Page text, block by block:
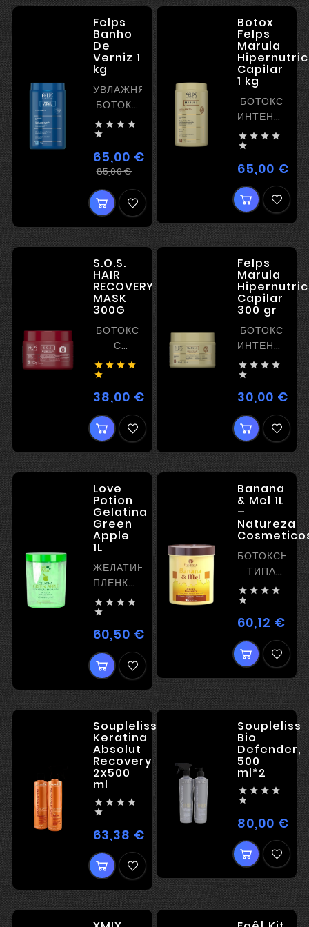
Felps
Banho
De
Verniz 1
kg
УВЛАЖНЯЮЩИЙ
БОТОКС
С
БЛЕСКОМ
БЕЗ
ВЫПРЯМЛЕНИЯ
   

65,00 €
85,00 €
Регулярная
цена
Цена
Botox
Felps
Marula
Capilar
1 kg
БОТОКС
ПИТАНИЕ
   

65,00 €
S.O.S.
HAIR
RECOVERY
MASK
300G
БОТОКС
С
РЕКОНСТРУКЦИЕЙ
ВЫПРЯМЛЕНИЯ
И
ЭФФЕКТОМ
ПЛЕНКООБРАЗОВАНИЯ
   

38,00 €Цена
Felps
Marula
Capilar
300 gr
БОТОКС
ПИТАНИЕ
   

30,00 €
Love
Potion
Gelatina
Green
Apple
1L
ЖЕЛАТИНОВЫЙ
ПЛЕНКООБРАЗОВАТЕЛЬ
БЕЗ
ВЫПРЯМЛЕНИЯ
   

60,50 €Цена
Banana
& Mel 1L
–
Natureza
ТИПА
МАСКА С
ПИТАНИЕМ
И БЕЗ
/
ПОДЛОЖКА
-
   

60,12 €
Soupleliss
Keratina
Absolut
Recovery
2x500
ml
   

63,38 €Цена
Soupleliss
Bio
Defender,
500
ml*2
   

80,00 €